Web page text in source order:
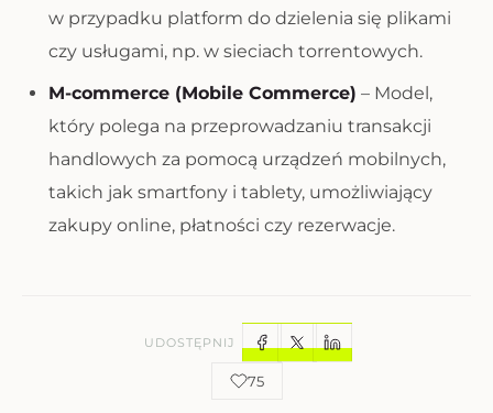
w przypadku platform do dzielenia się plikami
czy usługami, np. w sieciach torrentowych.
M-commerce (Mobile Commerce) – Model,
który polega na przeprowadzaniu transakcji
handlowych za pomocą urządzeń mobilnych,
takich jak smartfony i tablety, umożliwiający
zakupy online, płatności czy rezerwacje.
UDOSTĘPNIJ
75